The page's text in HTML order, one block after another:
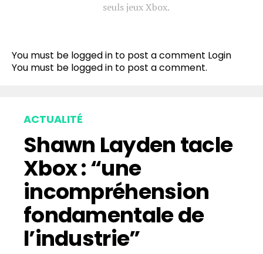
seuls jeux Xbox.
You must be logged in to post a comment Login
You must be logged in to post a comment.
ACTUALITÉ
Shawn Layden tacle
Xbox : “une
incompréhension
fondamentale de
l’industrie”
Pinterest